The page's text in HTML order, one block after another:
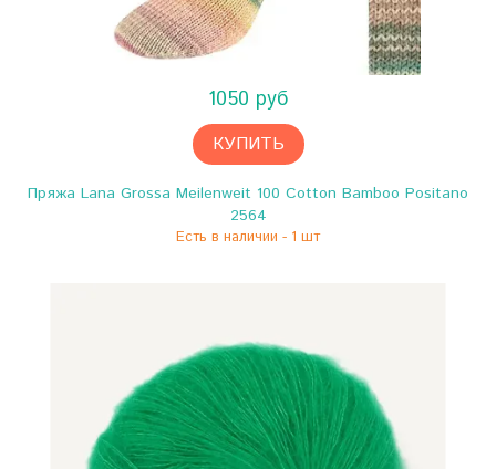
1050 руб
КУПИТЬ
Пряжа Lana Grossa Meilenweit 100 Cotton Bamboo Positano
2564
Есть в наличии - 1 шт